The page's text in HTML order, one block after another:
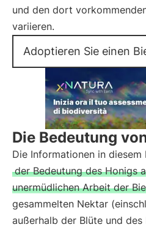
und den dort
variieren.
Adoptieren Sie einen
Die Bedeutung
Die Informationen in
der Bedeutung des Honigs
unermüdlichen Arbeit der
gesammelten Nektar
außerhalb der Blüte und